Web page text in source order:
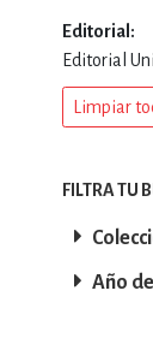
Editorial
Editorial
Limpiar
FILTRA TU
Año